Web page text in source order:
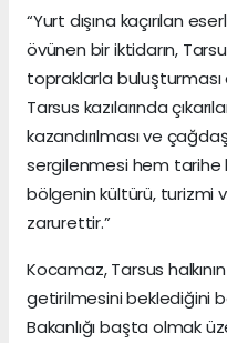
“Yurt dışına kaçırılan
övünen bir iktidarın,
topraklarla buluşturması
Tarsus kazılarında
kazandırılması ve
sergilenmesi hem
bölgenin kültürü, turizmi
zarurettir.”
Kocamaz, Tarsus
getirilmesini beklediğini
Bakanlığı başta olmak